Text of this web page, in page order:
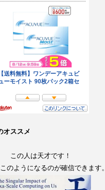
オススメ
この人は天才です！
のようになるのが確信できます。